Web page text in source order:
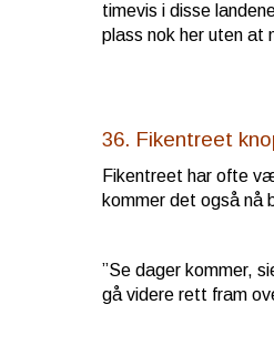
timevis i disse
plass nok her uten at
36. Fikentreet
Fikentreet har ofte
kommer det også nå
”Se dager kommer,
gå videre rett fram